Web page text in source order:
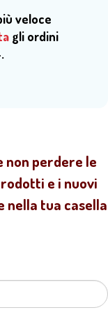
veloce
gli ordini
perdere le
e i nuovi
tua casella